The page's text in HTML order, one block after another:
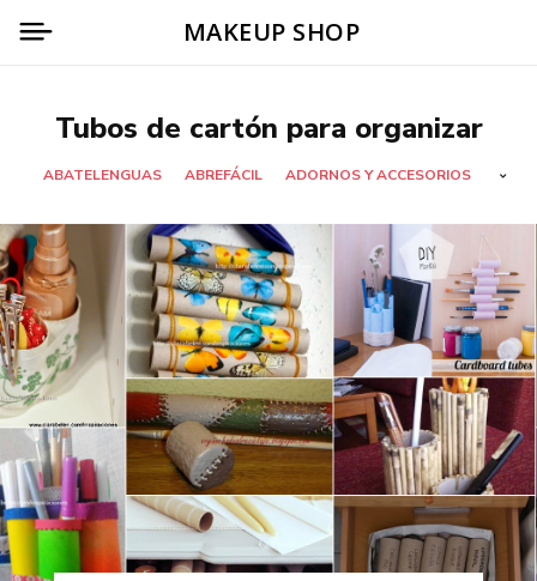
MAKEUP SHOP
Tubos de cartón para organizar
ABATELENGUAS ABREFÁCIL ADORNOS Y ACCESORIOS